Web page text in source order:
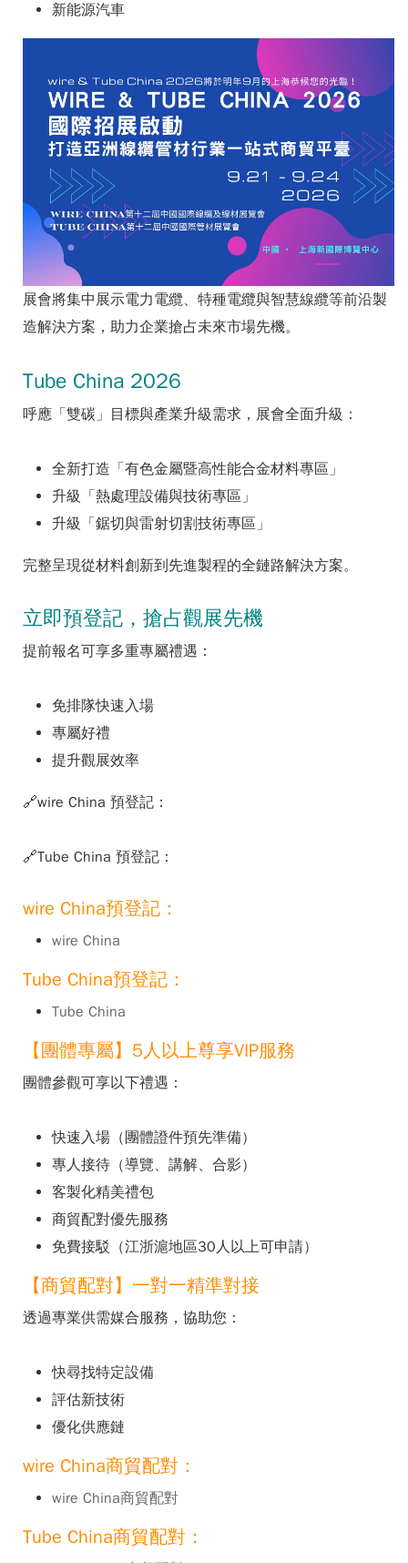
新能源汽車
展會將集中展示電力電纜、特種電纜與智慧線纜等前沿製
造解決方案，助力企業搶占未來市場先機。
Tube China 2026
呼應「雙碳」目標與產業升級需求，展會全面升級：
全新打造「有色金屬暨高性能合金材料專區」
升級「熱處理設備與技術專區」
升級「鋸切與雷射切割技術專區」
完整呈現從材料創新到先進製程的全鏈路解決方案。
立即預登記，搶占觀展先機
提前報名可享多重專屬禮遇：
免排隊快速入場
專屬好禮
提升觀展效率
🔗wire China 預登記：
🔗Tube China 預登記：
wire China預登記：
wire China
Tube China預登記：
Tube China
【團體專屬】5人以上尊享VIP服務
團體參觀可享以下禮遇：
快速入場（團體證件預先準備）
專人接待（導覽、講解、合影）
客製化精美禮包
商貿配對優先服務
免費接駁（江浙滬地區30人以上可申請）
【商貿配對】一對一精準對接
透過專業供需媒合服務，協助您：
快尋找特定設備
評估新技術
優化供應鏈
wire China商貿配對：
wire China商貿配對
Tube China商貿配對：